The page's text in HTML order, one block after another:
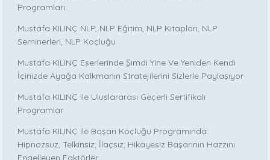
Programları
Mustafa KILINÇ NLP, NLP Eğitim, NLP Kitapları, NLP
Seminerleri, NLP Koçluğu
Mustafa KILINÇ Eserlerinde Şimdi Yine Ve Yeniden Kendi
İçinizde Ayağa Kalkmanın Stratejilerini Sizlerle Paylaşıyor
Mustafa KILINÇ ile Uluslararası Geçerli Sertifikalı
Programlar
Mustafa KILINÇ ile Başarı Koçluğu Programında:
Hipnozsuz, Telkinsiz, İlaçsız, Hikayesiz Başarının Hazzını
Engelleyen Faktörler